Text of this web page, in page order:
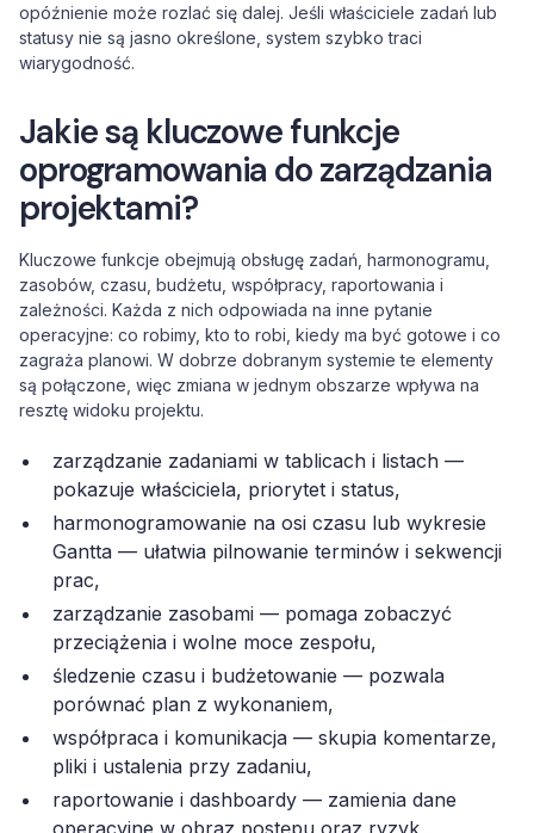
opóźnienie może rozlać się dalej. Jeśli właściciele zadań lub
statusy nie są jasno określone, system szybko traci
wiarygodność.
Jakie są kluczowe funkcje
oprogramowania do zarządzania
projektami?
Kluczowe funkcje obejmują obsługę zadań, harmonogramu,
zasobów, czasu, budżetu, współpracy, raportowania i
zależności. Każda z nich odpowiada na inne pytanie
operacyjne: co robimy, kto to robi, kiedy ma być gotowe i co
zagraża planowi. W dobrze dobranym systemie te elementy
są połączone, więc zmiana w jednym obszarze wpływa na
resztę widoku projektu.
zarządzanie zadaniami w tablicach i listach —
pokazuje właściciela, priorytet i status,
harmonogramowanie na osi czasu lub wykresie
Gantta — ułatwia pilnowanie terminów i sekwencji
prac,
zarządzanie zasobami — pomaga zobaczyć
przeciążenia i wolne moce zespołu,
śledzenie czasu i budżetowanie — pozwala
porównać plan z wykonaniem,
współpraca i komunikacja — skupia komentarze,
pliki i ustalenia przy zadaniu,
raportowanie i dashboardy — zamienia dane
operacyjne w obraz postępu oraz ryzyk,